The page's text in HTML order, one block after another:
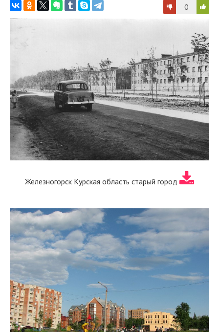
0
Железногорск Курская область старый город